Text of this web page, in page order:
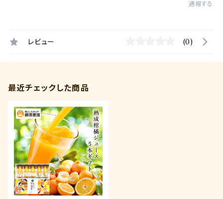
通報する
レビュー (0)
最近チェックした商品